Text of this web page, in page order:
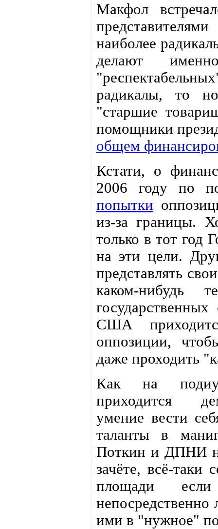
Макфол
наиболее
делают
радикалы, то
"старшие
помощники
общем
Кстати, о
2006 году по
попытки
из-за границы.
только в тот
на эти цели.
представлять
каком-
США
оппозиции,
даже проходить
Как на
приходится
умение вести
таланты в
Поткин и ДПНИ
зачёте, всё-
площади
ими в "нужное"